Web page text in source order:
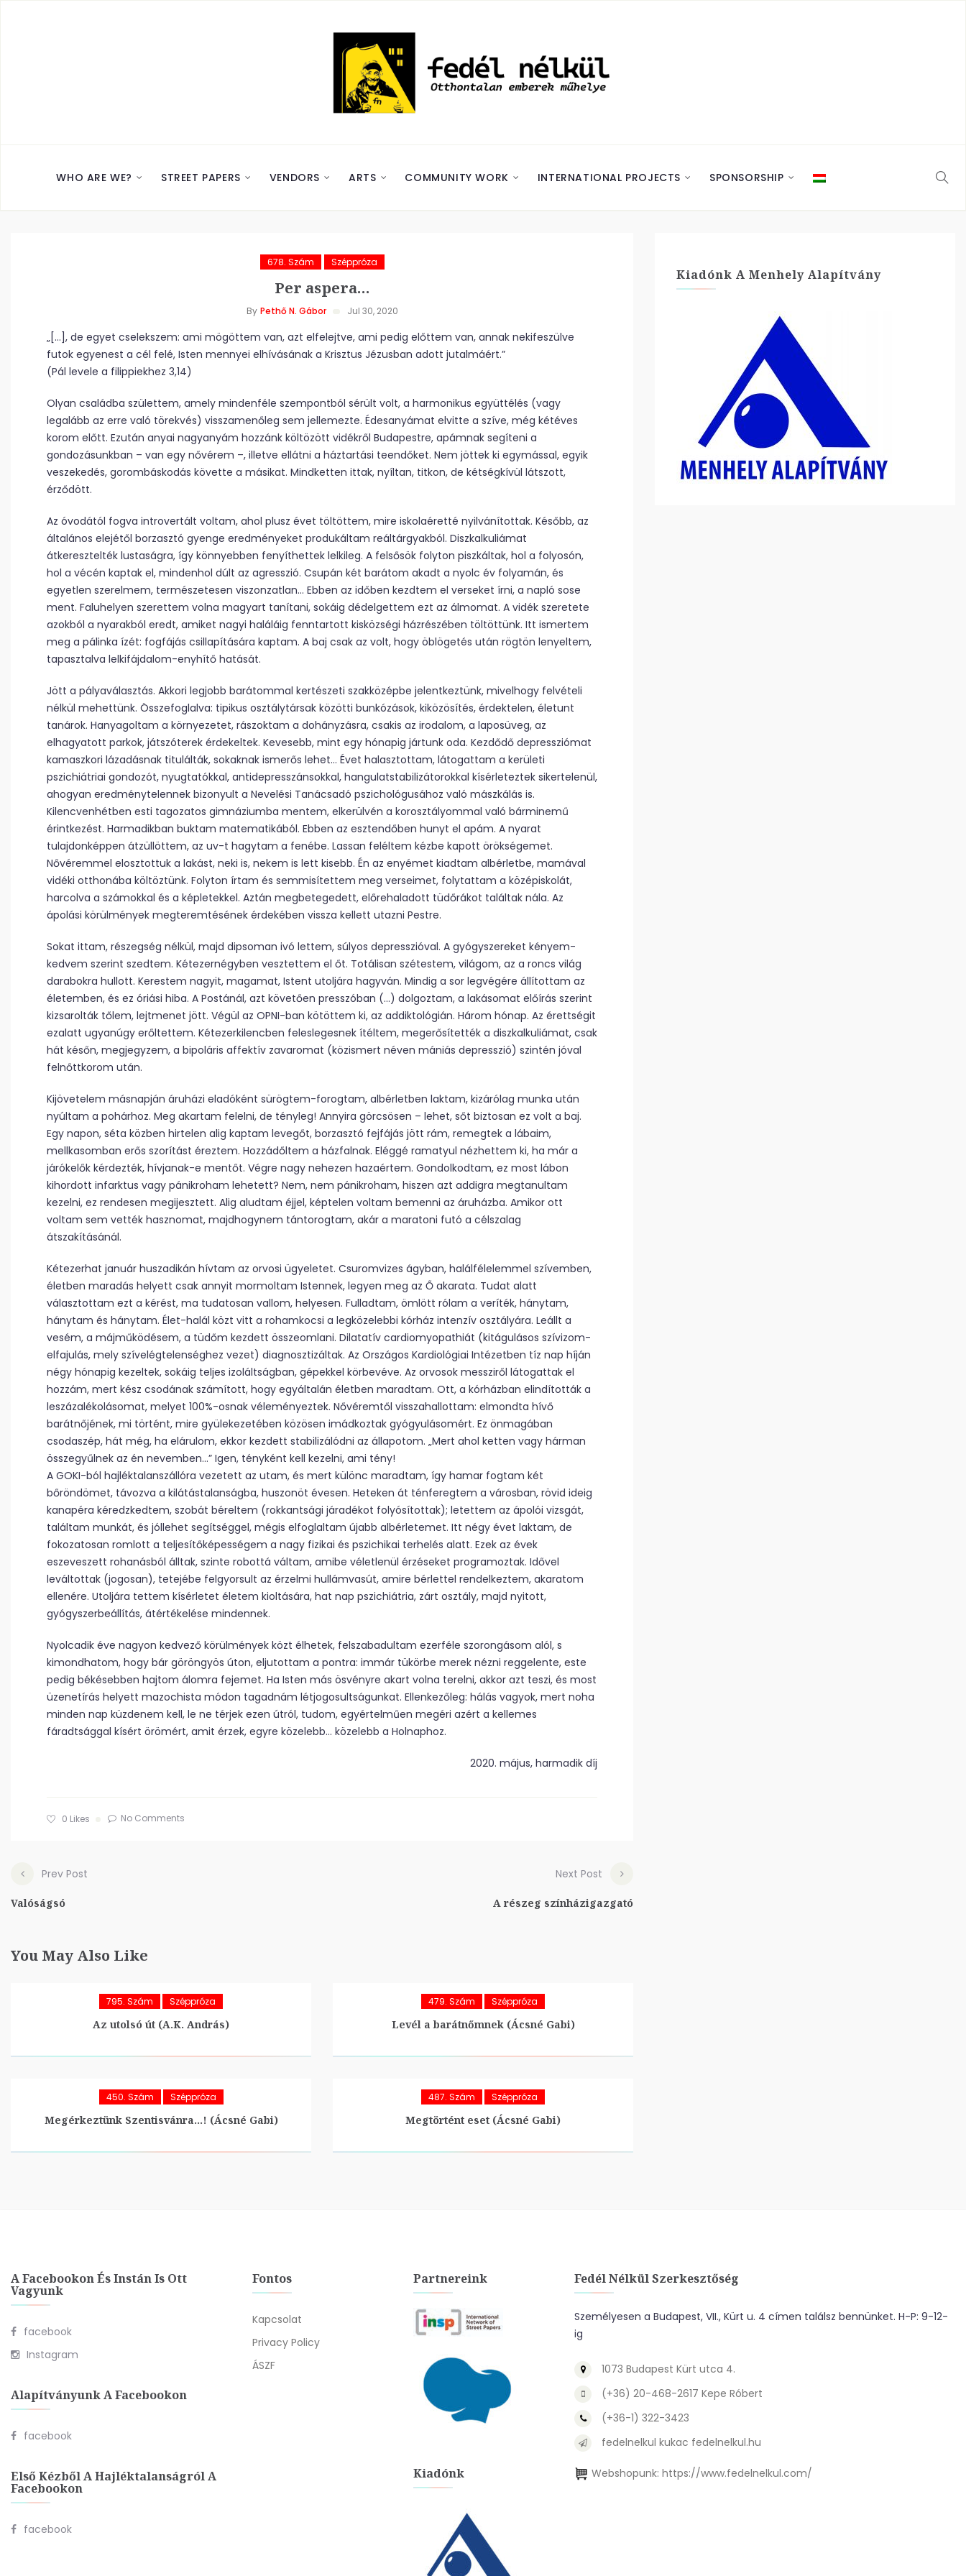
WHO ARE WE? STREET PAPERS VENDORS ARTS COMMUNITY WORK INTERNATIONAL PROJECTS SPONSORSHIP
678. Szám Széppróza
Per aspera…
By Pethő N. Gábor Jul 30, 2020
„[…], de egyet cselekszem: ami mögöttem van, azt elfelejtve, ami pedig előttem van, annak nekifeszülve
futok egyenest a cél felé, Isten mennyei elhívásának a Krisztus Jézusban adott jutalmáért.”
(Pál levele a filippiekhez 3,14)
Olyan családba születtem, amely mindenféle szempontból sérült volt, a harmonikus együttélés (vagy
legalább az erre való törekvés) visszamenőleg sem jellemezte. Édesanyámat elvitte a szíve, még kétéves
korom előtt. Ezután anyai nagyanyám hozzánk költözött vidékről Budapestre, apámnak segíteni a
gondozásunkban – van egy nővérem –, illetve ellátni a háztartási teendőket. Nem jöttek ki egymással, egyik
veszekedés, gorombáskodás követte a másikat. Mindketten ittak, nyíltan, titkon, de kétségkívül látszott,
érződött.
Az óvodától fogva introvertált voltam, ahol plusz évet töltöttem, mire iskolaéretté nyilvánítottak. Később, az
általános elejétől borzasztó gyenge eredményeket produkáltam reáltárgyakból. Diszkalkuliámat
átkeresztelték lustaságra, így könnyebben fenyíthettek lelkileg. A felsősök folyton piszkáltak, hol a folyosón,
hol a vécén kaptak el, mindenhol dúlt az agresszió. Csupán két barátom akadt a nyolc év folyamán, és
egyetlen szerelmem, természetesen viszonzatlan… Ebben az időben kezdtem el verseket írni, a napló sose
ment. Faluhelyen szerettem volna magyart tanítani, sokáig dédelgettem ezt az álmomat. A vidék szeretete
azokból a nyarakból eredt, amiket nagyi haláláig fenntartott kisközségi házrészében töltöttünk. Itt ismertem
meg a pálinka ízét: fogfájás csillapítására kaptam. A baj csak az volt, hogy öblögetés után rögtön lenyeltem,
tapasztalva lelkifájdalom-enyhítő hatását.
Jött a pályaválasztás. Akkori legjobb barátommal kertészeti szakközépbe jelentkeztünk, mivelhogy felvételi
nélkül mehettünk. Összefoglalva: tipikus osztálytársak közötti bunkózások, kiközösítés, érdektelen, életunt
tanárok. Hanyagoltam a környezetet, rászoktam a dohányzásra, csakis az irodalom, a laposüveg, az
elhagyatott parkok, játszóterek érdekeltek. Kevesebb, mint egy hónapig jártunk oda. Kezdődő depressziómat
kamaszkori lázadásnak titulálták, sokaknak ismerős lehet… Évet halasztottam, látogattam a kerületi
pszichiátriai gondozót, nyugtatókkal, antidepresszánsokkal, hangulatstabilizátorokkal kísérleteztek sikertelenül,
ahogyan eredménytelennek bizonyult a Nevelési Tanácsadó pszichológusához való mászkálás is.
Kilencvenhétben esti tagozatos gimnáziumba mentem, elkerülvén a korosztályommal való bárminemű
érintkezést. Harmadikban buktam matematikából. Ebben az esztendőben hunyt el apám. A nyarat
tulajdonképpen átzüllöttem, az uv-t hagytam a fenébe. Lassan feléltem kézbe kapott örökségemet.
Nővéremmel elosztottuk a lakást, neki is, nekem is lett kisebb. Én az enyémet kiadtam albérletbe, mamával
vidéki otthonába költöztünk. Folyton írtam és semmisítettem meg verseimet, folytattam a középiskolát,
harcolva a számokkal és a képletekkel. Aztán megbetegedett, előrehaladott tüdőrákot találtak nála. Az
ápolási körülmények megteremtésének érdekében vissza kellett utazni Pestre.
Sokat ittam, részegség nélkül, majd dipsoman ivó lettem, súlyos depresszióval. A gyógyszereket kényem-
kedvem szerint szedtem. Kétezernégyben vesztettem el őt. Totálisan szétestem, világom, az a roncs világ
darabokra hullott. Kerestem nagyit, magamat, Istent utoljára hagyván. Mindig a sor legvégére állítottam az
életemben, és ez óriási hiba. A Postánál, azt követően presszóban (…) dolgoztam, a lakásomat előírás szerint
kizsarolták tőlem, lejtmenet jött. Végül az OPNI-ban kötöttem ki, az addiktológián. Három hónap. Az érettségit
ezalatt ugyanúgy erőltettem. Kétezerkilencben feleslegesnek ítéltem, megerősítették a diszkalkuliámat, csak
hát későn, megjegyzem, a bipoláris affektív zavaromat (közismert néven mániás depresszió) szintén jóval
felnőttkorom után.
Kijövetelem másnapján áruházi eladóként sürögtem-forogtam, albérletben laktam, kizárólag munka után
nyúltam a pohárhoz. Meg akartam felelni, de tényleg! Annyira görcsösen – lehet, sőt biztosan ez volt a baj.
Egy napon, séta közben hirtelen alig kaptam levegőt, borzasztó fejfájás jött rám, remegtek a lábaim,
mellkasomban erős szorítást éreztem. Hozzádőltem a házfalnak. Eléggé ra­matyul nézhettem ki, ha már a
járókelők kérdezték, hívjanak-e mentőt. Végre nagy nehezen hazaértem. Gondolkodtam, ez most lábon
kihordott infarktus vagy pánikroham lehetett? Nem, nem pánikroham, hiszen azt addigra megtanultam
kezelni, ez rendesen megijesztett. Alig aludtam éjjel, képtelen voltam bemenni az áruházba. Amikor ott
voltam sem vették hasznomat, majdhogynem tántorogtam, akár a maratoni futó a célszalag
átszakításánál.
Kétezerhat január huszadikán hívtam az orvosi ügyeletet. Csuromvizes ágyban, halálfélelemmel szívemben,
életben maradás helyett csak annyit mormoltam Istennek, legyen meg az Ő akarata. Tudat alatt
választottam ezt a kérést, ma tudatosan vallom, helyesen. Fulladtam, ömlött rólam a veríték, hánytam,
hánytam és hánytam. Élet-halál közt vitt a rohamkocsi a legközelebbi kórház intenzív osztályára. Leállt a
vesém, a májműködésem, a tüdőm kezdett összeomlani. Dilatatív cardiomyopathiát (kitágulásos szívizom-
elfajulás, mely szívelégtelenséghez vezet) diagnosztizáltak. Az Országos Kardiológiai Intézetben tíz nap híján
négy hónapig kezeltek, sokáig teljes izoláltságban, gépekkel körbevéve. Az orvosok messziről látogattak el
hozzám, mert kész csodának számított, hogy egyáltalán életben maradtam. Ott, a kórházban elindították a
leszázalékolásomat, melyet 100%-osnak véleményeztek. Nővéremtől visszahallottam: elmondta hívő
barátnőjének, mi történt, mire gyülekezetében közösen imádkoztak gyógyulásomért. Ez önmagában
csodaszép, hát még, ha elárulom, ekkor kezdett stabilizálódni az állapotom. „Mert ahol ketten vagy hárman
összegyűlnek az én nevemben…” Igen, tényként kell kezelni, ami tény!
A GOKI-ból hajléktalanszállóra vezetett az utam, és mert különc maradtam, így hamar fogtam két
bőröndömet, távozva a kilátástalanságba, huszonöt évesen. Heteken át ténferegtem a városban, rövid ideig
kanapéra kéredzkedtem, szobát béreltem (rokkantsági járadékot folyósítottak); letettem az ápolói vizsgát,
találtam munkát, és jóllehet segítséggel, mégis elfoglaltam újabb albérletemet. Itt négy évet laktam, de
fokozatosan romlott a teljesítőképességem a nagy fizikai és pszichikai terhelés alatt. Ezek az évek
eszeveszett rohanásból álltak, szinte robottá váltam, amibe véletlenül érzéseket programoztak. Idővel
leváltottak (jogosan), tetejébe felgyorsult az érzelmi hullámvasút, amire bérlettel rendelkeztem, akaratom
ellenére. Utoljára tettem kísérletet életem kioltására, hat nap pszichiátria, zárt osztály, majd nyitott,
gyógyszerbeállítás, átértékelése mindennek.
Nyolcadik éve nagyon kedvező körülmények közt élhetek, felszabadultam ezerféle szorongásom alól, s
kimondhatom, hogy bár göröngyös úton, eljutottam a pontra: immár tükörbe merek nézni reggelente, este
pedig békésebben hajtom álomra fejemet. Ha Isten más ösvényre akart volna terelni, akkor azt teszi, és most
üzenetírás helyett mazochista módon tagadnám létjogosultságunkat. Ellenkezőleg: hálás vagyok, mert noha
minden nap küzdenem kell, le ne térjek ezen útról, tudom, egyértelműen megéri azért a kellemes
fáradtsággal kísért örömért, amit érzek, egyre közelebb… közelebb a Holnaphoz.
2020. május, harmadik díj
0 Likes No Comments
Prev Post
Valóságsó
Next Post
A részeg színházigazgató
You May Also Like
795. Szám Széppróza
Az utolsó út (A.K. András)
479. Szám Széppróza
Levél a barátnőmnek (Ácsné Gabi)
450. Szám Széppróza
Megérkeztünk Szentisvánra…! (Ácsné Gabi)
487. Szám Széppróza
Megtörtént eset (Ácsné Gabi)
Kiadónk A Menhely Alapítvány
A Facebookon És Instán Is Ott
Vagyunk
facebook
Instagram
Alapítványunk A Facebookon
facebook
Első Kézből A Hajléktalanságról A
Facebookon
facebook
Fontos
Kapcsolat
Privacy Policy
ÁSZF
Partnereink
Kiadónk
Fedél Nélkül Szerkesztőség
Személyesen a Budapest, VII., Kürt u. 4 címen találsz bennünket. H-P: 9-12-
ig
1073 Budapest Kürt utca 4.
(+36) 20-468-2617 Kepe Róbert
(+36-1) 322-3423
fedelnelkul kukac fedelnelkul.hu
Webshopunk: https://www.fedelnelkul.com/